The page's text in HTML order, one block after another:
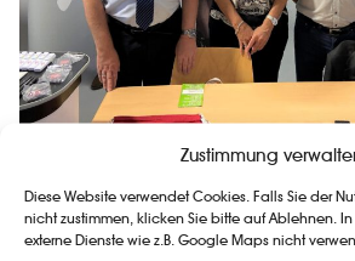
Zustimmung
Diese Website verwendet Cookies. Falls Sie der
nicht zustimmen, klicken Sie bitte auf Ablehnen.
externe Dienste wie z.B. Google Maps nicht
Der in der Ausbildung als Lehrkraft für
Notarfachangestellte an unserer